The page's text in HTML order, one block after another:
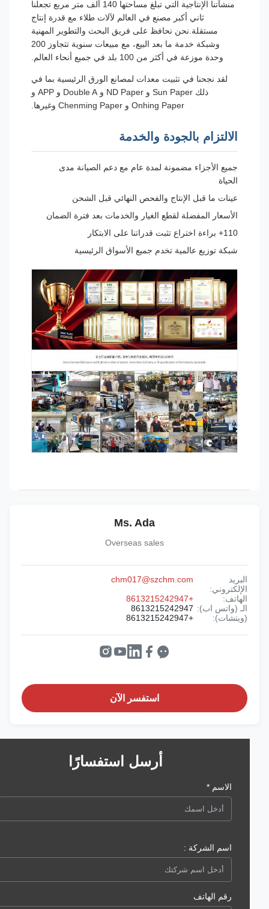
منشآتنا الإنتاجية التي تبلغ مساحتها 140 ألف متر مربع تجعلنا
ثاني أكبر مصنع في العالم لآلات طلاء مع قدرة إنتاج
مستقلة.نحن نحافظ على فريق البحث والتطوير المهنية
وشبكة خدمة ما بعد البيع، مع مبيعات سنوية تتجاوز 200
وحدة موزعة في أكثر من 100 بلد في جميع أنحاء العالم.
لقد نجحنا في تثبيت معدات لمصانع الورق الرئيسية بما في
ذلك Sun Paper و ND Paper و Double A و APP و
Onhing Paper و Chenming Paper وغيرها.
الالتزام بالجودة والخدمة
جميع الأجزاء مضمونة لمدة عام مع دعم الصيانة مدى
عينات ما قبل الإنتاج والفحص النهائي قبل الشحن
الأسعار المفضلة لقطع الغيار والخدمات بعد فترة الضمان
شبكة توزيع عالمية تخدم جميع الأسواق الرئيسية
Ms. Ada
Overseas sales
الإلكتروني:
chm017@szchm.com
الهاتف:
الـ (واتس اب): 8613215242947
(ويتشات):
استفسر الآن
أرسل استفسارًا
الاسم *
اسم الشركة :
رقم الهاتف